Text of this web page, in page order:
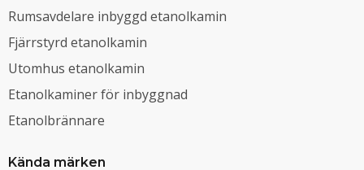
Rumsavdelare inbyggd etanolkamin
Fjärrstyrd etanolkamin
Utomhus etanolkamin
Etanolkaminer för inbyggnad
Etanolbrännare
Kända märken